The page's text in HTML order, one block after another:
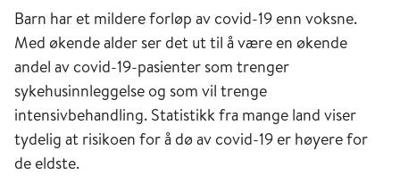
Barn har et mildere forløp av covid-19 enn voksne.
Med økende alder ser det ut til å være en økende
andel av covid-19-pasienter som trenger
sykehusinnleggelse og som vil trenge
intensivbehandling. Statistikk fra mange land viser
tydelig at risikoen for å dø av covid-19 er høyere for
de eldste.